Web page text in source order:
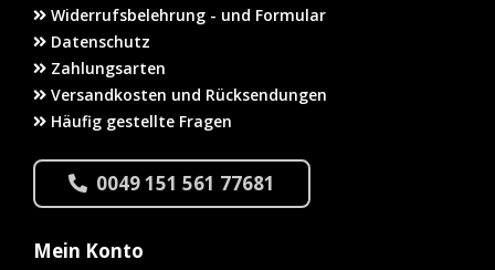
Widerrufsbelehrung - und Formular
Datenschutz
Zahlungsarten
Versandkosten und Rücksendungen
Häufig gestellte Fragen
0049 151 561 77681
Mein Konto